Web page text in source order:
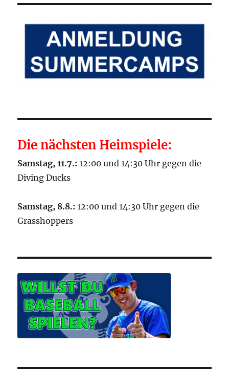
Die nächsten Heimspiele:
Samstag, 11.7.: 12:00 und 14:30 Uhr gegen die
Diving Ducks
Samstag, 8.8.: 12:00 und 14:30 Uhr gegen die
Grasshoppers